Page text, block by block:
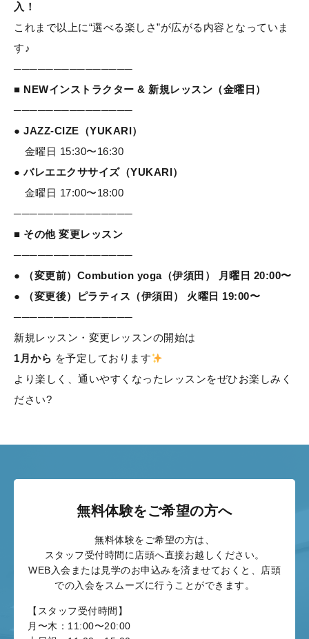
入！
これまで以上に“選べる楽しさ”が広がる内容となっていま
す♪
───────────────
■ NEWインストラクター & 新規レッスン（金曜日）
───────────────
● JAZZ-CIZE（YUKARI）
金曜日 15:30〜16:30
●バレエエクササイズ（YUKARI）
金曜日 17:00〜18:00
───────────────
■ その他 変更レッスン
───────────────
●
（変更前）Combution yoga（伊須田） 月曜日 20:00〜
●
（変更後）ピラティス（伊須田） 火曜日 19:00〜
───────────────
新規レッスン・変更レッスンの開始は
1月から を予定しております
より楽しく、通いやすくなったレッスンをぜひお楽しみく
ださい?
無料体験をご希望の方へ
無料体験をご希望の方は、
スタッフ受付時間に店頭へ直接お越しください。
WEB入会または見学のお申込みを済ませておくと、店頭
での入会をスムーズに行うことができます。
【スタッフ受付時間】
月〜木： 11:00〜20:00